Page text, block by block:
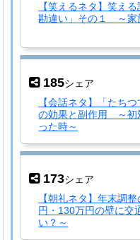
【笑えるネタ】笑え
勘違い」その１ ～家
185シェア
【会話ネタ】「たち
の効果と副作用 ～初
った時～
173シェア
【朝礼ネタ】年末調
円・130万円の壁に交
い？～